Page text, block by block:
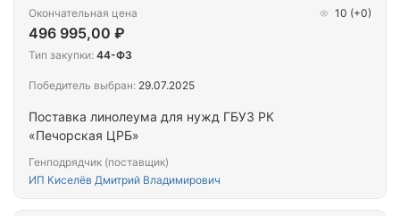
Поставка линолеума для нужд ГБУЗ РК
«Печорская ЦРБ»
Генподрядчик (поставщик)
ИП Киселёв Дмитрий Владимирович
Окончательная цена
496 995,00 ₽
10 (+0)
Тип закупки: 44-ФЗ
Победитель выбран: 29.07.2025